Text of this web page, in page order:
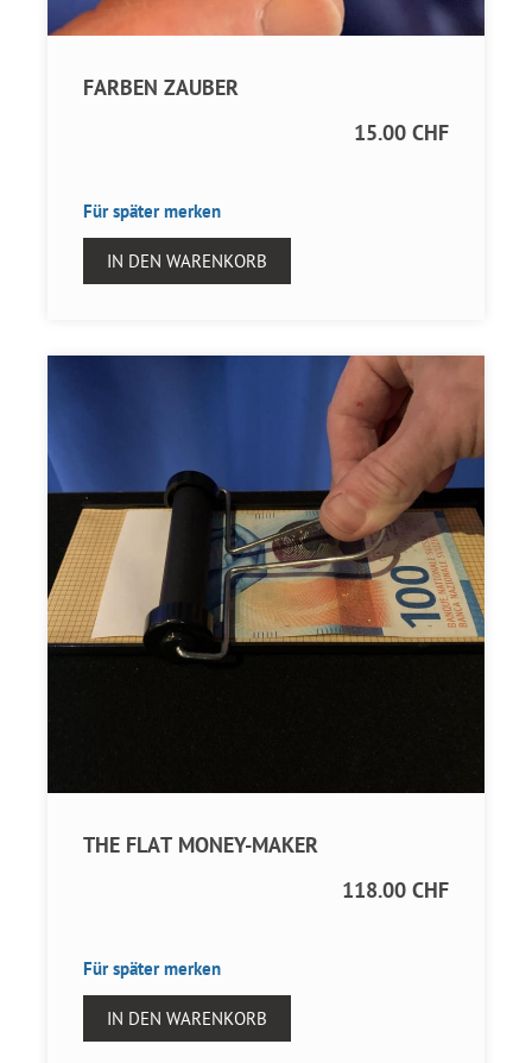
FARBEN ZAUBER
15.00 CHF
Für später merken
IN DEN WARENKORB
THE FLAT MONEY-MAKER
118.00 CHF
Für später merken
IN DEN WARENKORB